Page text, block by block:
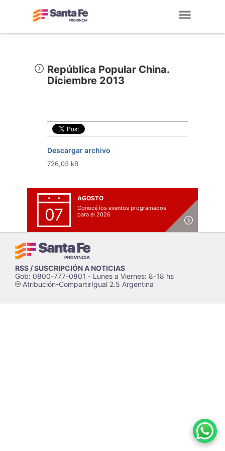
República Popular China.
Diciembre 2013
Descargar archivo
726,03 kB
07
AGOSTO
Conocé los eventos programados
para el 2026
RSS / SUSCRIPCIÓN A NOTICIAS
Gob: 0800-777-0801 - Lunes a Viernes: 8-18 hs
cAtribución-CompartirIgual 2.5 Argentina